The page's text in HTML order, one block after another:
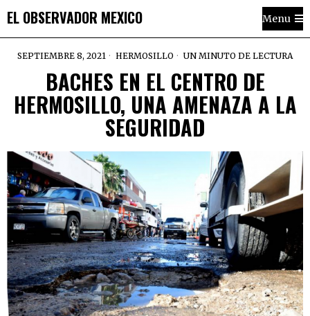
EL OBSERVADOR MEXICO Menu
SEPTIEMBRE 8, 2021 HERMOSILLO UN MINUTO DE LECTURA
BACHES EN EL CENTRO DE
HERMOSILLO, UNA AMENAZA A LA
SEGURIDAD